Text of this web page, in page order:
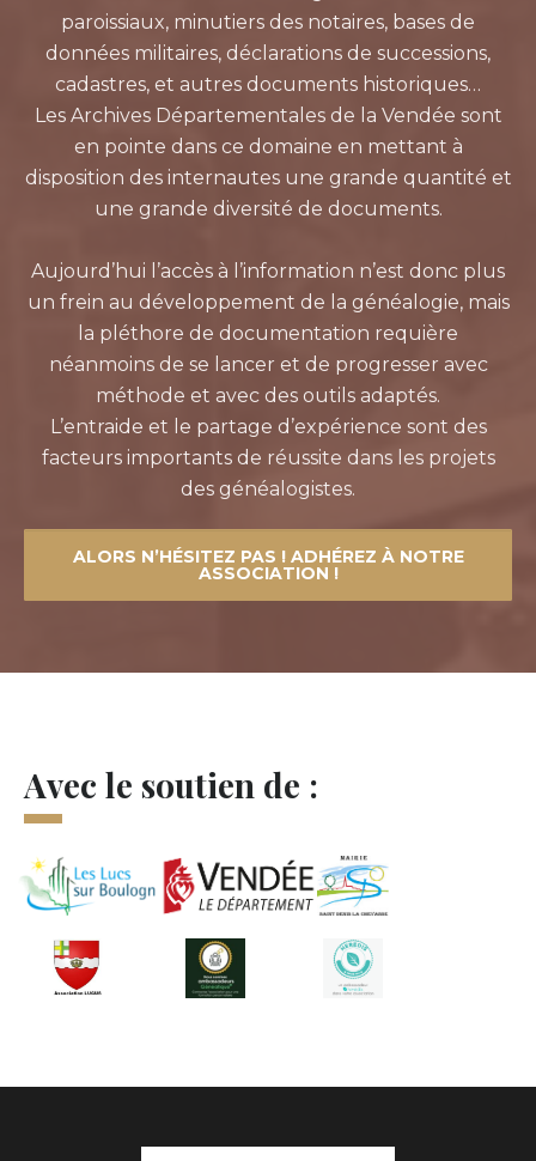
paroissiaux, minutiers des notaires, bases de
données militaires, déclarations de successions,
cadastres, et autres documents historiques…
Les Archives Départementales de la Vendée sont
en pointe dans ce domaine en mettant à
disposition des internautes une grande quantité et
une grande diversité de documents.
Aujourd’hui l’accès à l’information n’est donc plus
un frein au développement de la généalogie, mais
la pléthore de documentation requière
néanmoins de se lancer et de progresser avec
méthode et avec des outils adaptés.
L’entraide et le partage d’expérience sont des
facteurs importants de réussite dans les projets
des généalogistes.
ALORS N’HÉSITEZ PAS ! ADHÉREZ À NOTRE
ASSOCIATION !
Avec le soutien de :